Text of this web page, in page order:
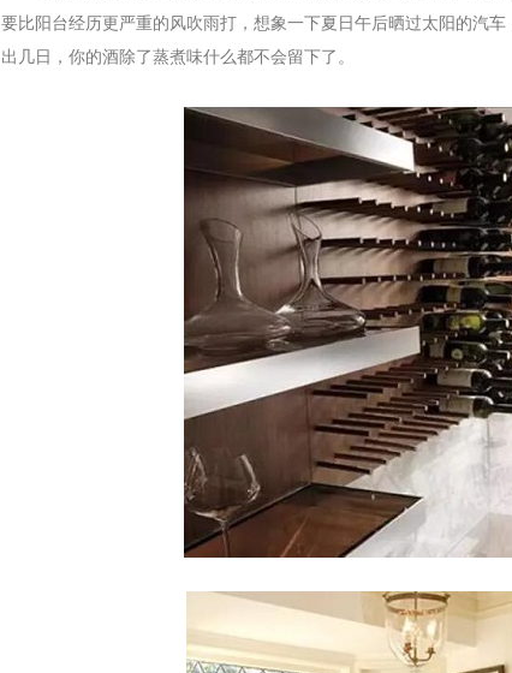
要比阳台经历更严重的风吹雨打，想象一下夏日午后晒过太阳的汽
出几日，你的酒除了蒸煮味什么都不会留下了。